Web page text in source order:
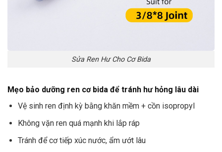
Sửa Ren Hư Cho Cơ Bida
Mẹo bảo dưỡng ren cơ bida để tránh hư hỏng lâu dài
Vệ sinh ren định kỳ bằng khăn mềm + cồn isopropyl
Không vặn ren quá mạnh khi lắp ráp
Tránh để cơ tiếp xúc nước, ẩm ướt lâu